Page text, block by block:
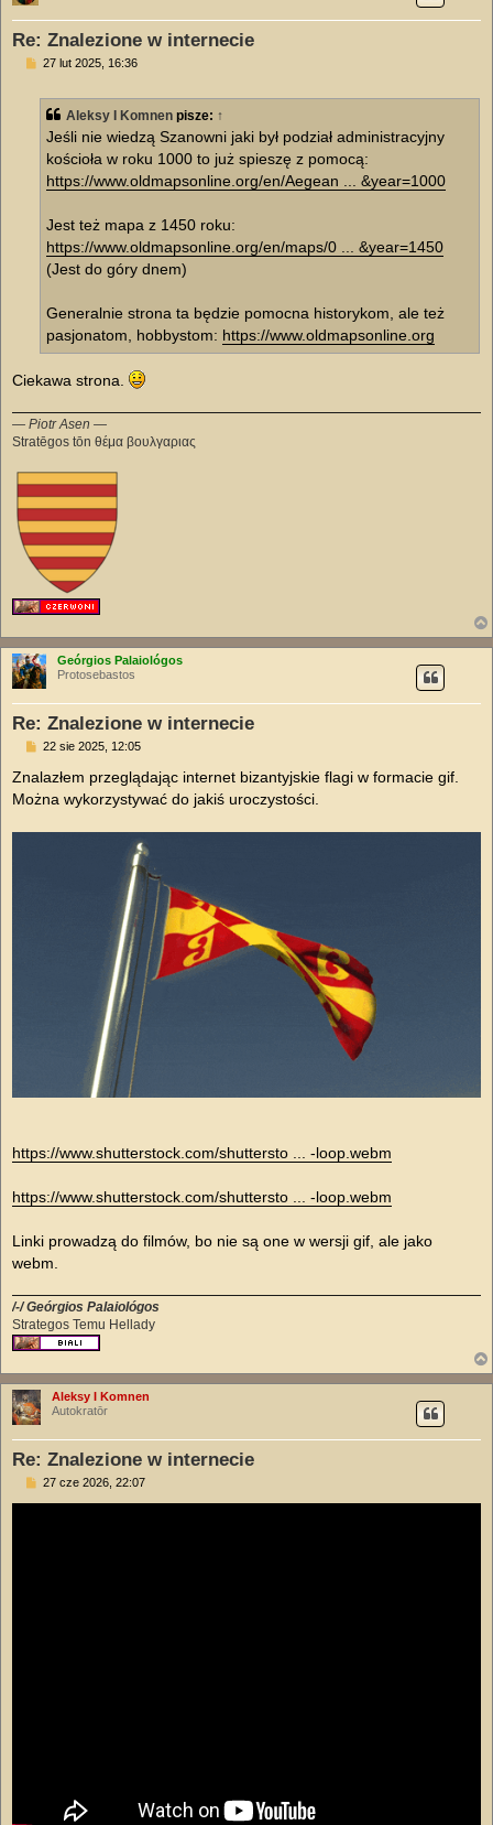
Re: Znalezione w internecie
P27 lut 2025, 16:36
Aleksy I Komnen pisze: ↑
Jeśli nie wiedzą Szanowni jaki był podział administracyjny
kościoła w roku 1000 to już spieszę z pomocą:
https://www.oldmapsonline.org/en/Aegean ... &year=1000
Jest też mapa z 1450 roku:
https://www.oldmapsonline.org/en/maps/0 ... &year=1450
(Jest do góry dnem)
Generalnie strona ta będzie pomocna historykom, ale też
pasjonatom, hobbystom: https://www.oldmapsonline.org
Ciekawa strona.
— Piotr Asen —
Stratēgos tōn θέμα βουλγαριας
Geórgios Palaiológos
Protosebastos
Re: Znalezione w internecie
P
s
22 sie 2025, 12:05
Znalazłem przeglądając internet bizantyjskie flagi w formacie gif.
Można wykorzystywać do jakiś uroczystości.
https://www.shutterstock.com/shuttersto ... -loop.webm
https://www.shutterstock.com/shuttersto ... -loop.webm
Linki prowadzą do filmów, bo nie są one w wersji gif, ale jako
webm.
/-/ Geórgios Palaiológos
Strategos Temu Hellady
Aleksy I Komnen
Autokratōr
Re: Znalezione w internecie
P27 cze 2026, 22:07